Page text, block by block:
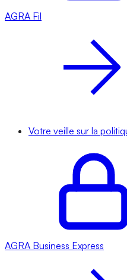
AGRA Fil
Votre veille sur la
AGRA Business Express